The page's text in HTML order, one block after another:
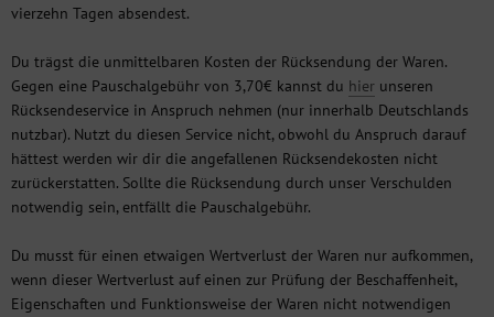
vierzehn Tagen absendest.
Du trägst die unmittelbaren Kosten der Rücksendung der Waren.
Gegen eine Pauschalgebühr von 3,70€ kannst du hier unseren
Rücksendeservice in Anspruch nehmen (nur innerhalb Deutschlands
nutzbar). Nutzt du diesen Service nicht, obwohl du Anspruch darauf
hättest werden wir dir die angefallenen Rücksendekosten nicht
zurückerstatten. Sollte die Rücksendung durch unser Verschulden
notwendig sein, entfällt die Pauschalgebühr.
Du musst für einen etwaigen Wertverlust der Waren nur aufkommen,
wenn dieser Wertverlust auf einen zur Prüfung der Beschaffenheit,
Eigenschaften und Funktionsweise der Waren nicht notwendigen